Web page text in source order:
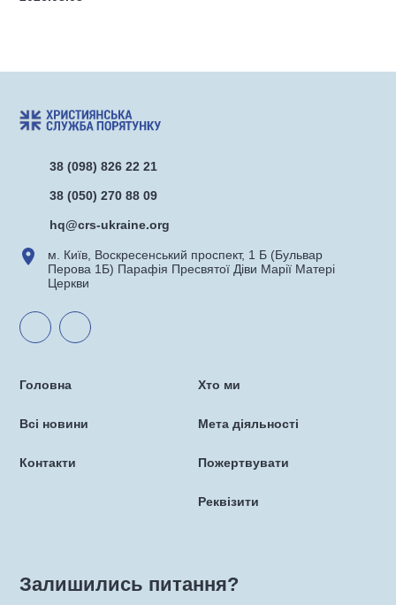
38 (098) 826 22 21
38 (050) 270 88 09
hq@crs-ukraine.org
м. Київ, Воскресенський проспект, 1 Б (Бульвар
Перова 1Б) Парафія Пресвятої Діви Марії Матері
Церкви
Головна
Всі новини
Контакти
Хто ми
Мета діяльності
Пожертвувати
Реквізити
Залишились питання?